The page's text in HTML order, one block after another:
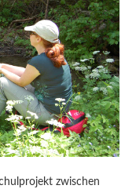
zwischen